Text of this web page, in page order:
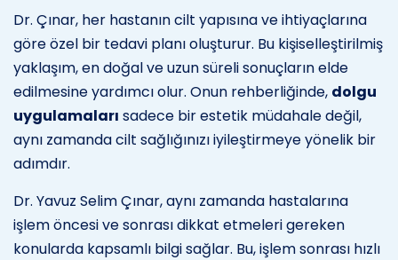
Dr. Çınar, her hastanın cilt yapısına ve ihtiyaçlarına
göre özel bir tedavi planı oluşturur. Bu kişiselleştirilmiş
yaklaşım, en doğal ve uzun süreli sonuçların elde
edilmesine yardımcı olur. Onun rehberliğinde, dolgu
uygulamaları sadece bir estetik müdahale değil,
aynı zamanda cilt sağlığınızı iyileştirmeye yönelik bir
adımdır.
Dr. Yavuz Selim Çınar, aynı zamanda hastalarına
işlem öncesi ve sonrası dikkat etmeleri gereken
konularda kapsamlı bilgi sağlar. Bu, işlem sonrası hızlı